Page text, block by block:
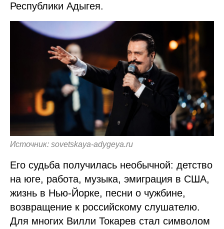
Республики Адыгея.
Источник: sovetskaya-adygeya.ru
Его судьба получилась необычной: детство
на юге, работа, музыка, эмиграция в США,
жизнь в Нью-Йорке, песни о чужбине,
возвращение к российскому слушателю.
Для многих Вилли Токарев стал символом